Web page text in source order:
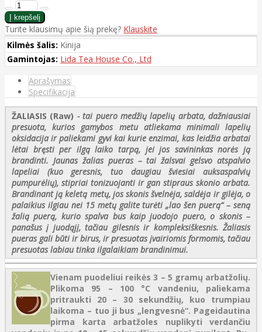
Turite klausimų apie šią prekę? Klauskite
Kilmės šalis: Kinija
Gamintojas: Lida Tea House Co., Ltd
Aprašymas
Specifikacija
ŽALIASIS (Raw) - tai puero medžių lapelių arbata, dažniausiai
presuota, kurios gamybos metu atliekama minimali lapelių
oksidacija ir paliekami gyvi kai kurie enzimai, kas leidžia arbatai
lėtai bręsti per ilgą laiko tarpą, jei jos savininkas norės ją
brandinti. Jaunas žalias pueras – tai žalsvai gelsvo atspalvio
lapeliai (kuo geresnis, tuo daugiau šviesiai auksaspalvių
pumpurėlių), stipriai tonizuojanti ir gan stipraus skonio arbata.
Brandinant ją keletą metų, jos skonis švelnėja, saldėja ir gilėja, o
palaikius ilgiau nei 15 metų galite turėti „lao šen puerą“ – seną
žalią puerą, kurio spalva bus kaip juodojo puero, o skonis –
panašus į juodąjį, tačiau gilesnis ir kompleksiškesnis. Žaliasis
pueras gali būti ir birus, ir presuotas įvairiomis formomis, tačiau
presuotas labiau tinka ilgalaikiam brandinimui.
Vienam puodeliui reikės 3 – 5 gramų arbatžolių.
Plikoma 95 – 100 °C vandeniu, paliekama
pritraukti 20 – 30 sekundžių, kuo trumpiau
laikoma – tuo ji bus „lengvesnė“. Pageidautina
pirma karta arbatžoles nuplikyti verdančiu